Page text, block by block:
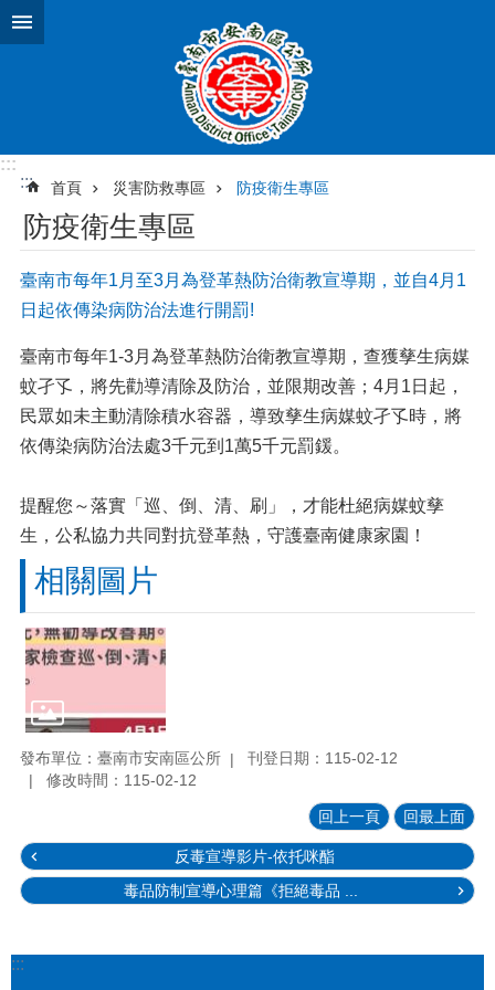
跳到主要內容區塊
:::
:::
首頁 災害防救專區 防疫衛生專區
防疫衛生專區
臺南市每年1月至3月為登革熱防治衛教宣導期，並自4月1
日起依傳染病防治法進行開罰!
臺南市每年1-3月為登革熱防治衛教宣導期，查獲孳生病媒
蚊孑孓，將先勸導清除及防治，並限期改善；4月1日起，
民眾如未主動清除積水容器，導致孳生病媒蚊孑孓時，將
依傳染病防治法處3千元到1萬5千元罰鍰。
提醒您～落實「巡、倒、清、刷」，才能杜絕病媒蚊孳
生，公私協力共同對抗登革熱，守護臺南健康家園！
相關圖片
發布單位：臺南市安南區公所
刊登日期：115-02-12
修改時間：115-02-12
回上一頁 回最上面
反毒宣導影片-依托咪酯
毒品防制宣導心理篇《拒絕毒品 ...
:::